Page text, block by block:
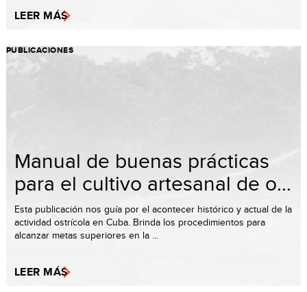
LEER MÁS
PUBLICACIONES
Manual de buenas prácticas
para el cultivo artesanal de o...
Esta publicación nos guía por el acontecer histórico y actual de la
actividad ostrícola en Cuba. Brinda los procedimientos para
alcanzar metas superiores en la ...
LEER MÁS